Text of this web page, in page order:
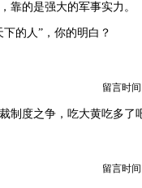
靠的是强大的军事实力。
的人”，你的明白？
留言时间
制度之争，吃大黄吃多了
留言时间